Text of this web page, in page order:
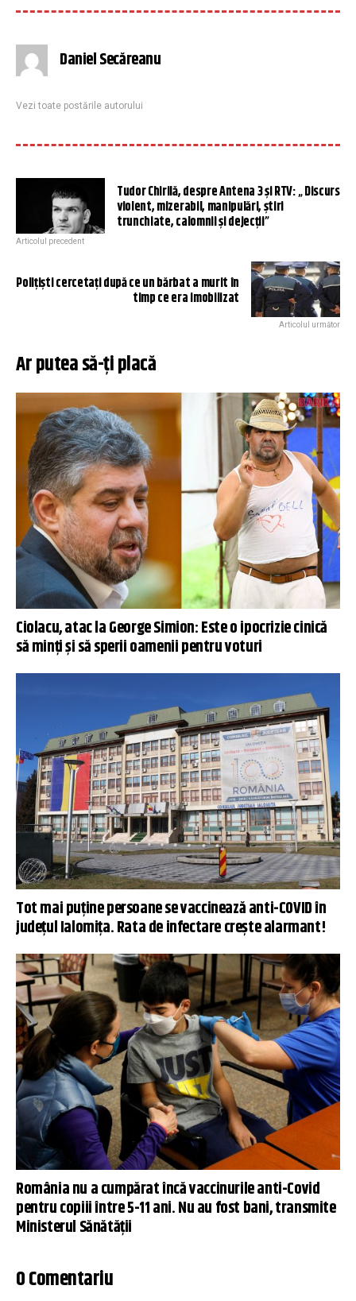
Daniel Secăreanu
Vezi toate postările autorului
Tudor Chirilă, despre Antena 3 și RTV: „ Discurs
violent, mizerabil, manipulări, știri
trunchiate, calomnii și dejecții”
Articolul precedent
Polițiști cercetați după ce un bărbat a murit în
timp ce era imobilizat
Articolul următor
Ar putea să-ți placă
Ciolacu, atac la George Simion: Este o ipocrizie cinică
să minţi şi să sperii oamenii pentru voturi
Tot mai puţine persoane se vaccinează anti-COVID în
judeţul Ialomiţa. Rata de infectare crește alarmant!
România nu a cumpărat încă vaccinurile anti-Covid
pentru copiii între 5-11 ani. Nu au fost bani, transmite
Ministerul Sănătății
0 Comentariu